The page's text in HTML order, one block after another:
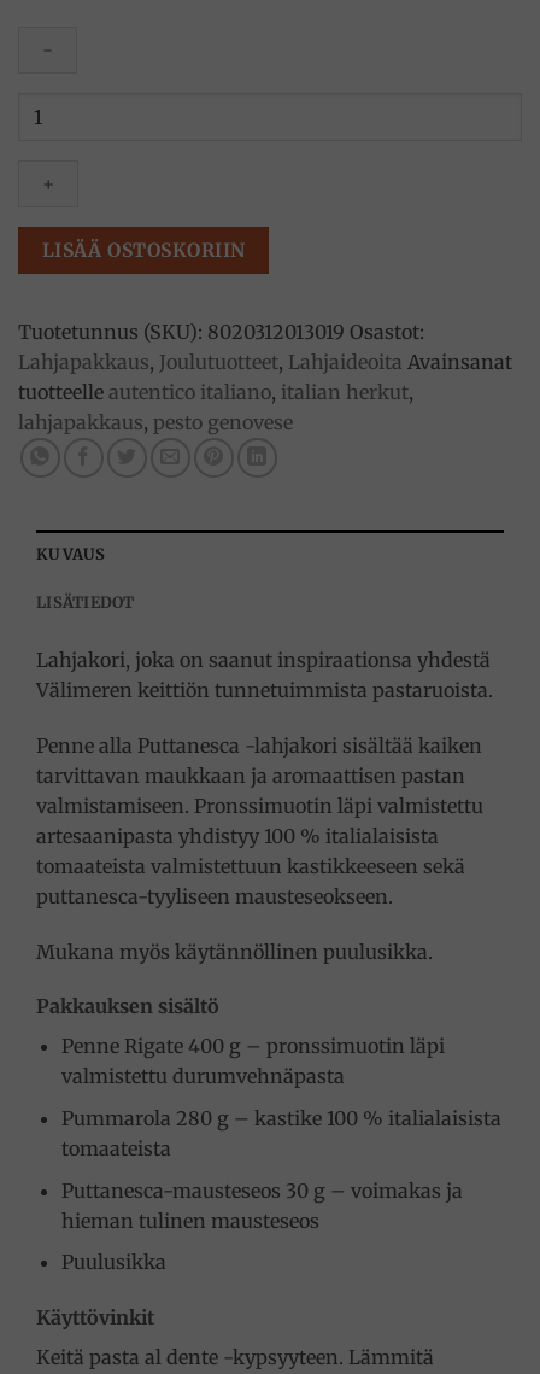
Penne
Antico
Pastificio
määrä
LISÄÄ OSTOSKORIIN
Tuotetunnus (SKU): 8020312013019 Osastot:
Lahjapakkaus, Joulutuotteet, Lahjaideoita Avainsanat
tuotteelle autentico italiano, italian herkut,
lahjapakkaus, pesto genovese
KUVAUS
LISÄTIEDOT
Lahjakori, joka on saanut inspiraationsa yhdestä
Välimeren keittiön tunnetuimmista pastaruoista.
Penne alla Puttanesca -lahjakori sisältää kaiken
tarvittavan maukkaan ja aromaattisen pastan
valmistamiseen. Pronssimuotin läpi valmistettu
artesaanipasta yhdistyy 100 % italialaisista
tomaateista valmistettuun kastikkeeseen sekä
puttanesca-tyyliseen mausteseokseen.
Mukana myös käytännöllinen puulusikka.
Pakkauksen sisältö
Penne Rigate 400 g – pronssimuotin läpi
valmistettu durumvehnäpasta
Pummarola 280 g – kastike 100 % italialaisista
tomaateista
Puttanesca-mausteseos 30 g – voimakas ja
hieman tulinen mausteseos
Puulusikka
Käyttövinkit
Keitä pasta al dente -kypsyyteen. Lämmitä